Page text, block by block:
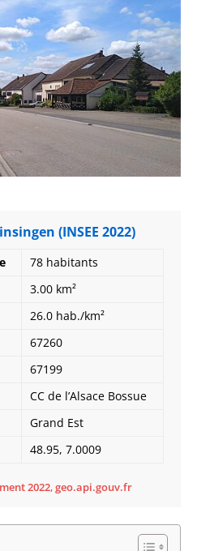
(INSEE 2022)
78 habitants
3.00 km²
26.0 hab./km²
67260
67199
CC de l’Alsace Bossue
Grand Est
48.95, 7.0009
2022,geo.api.gouv.fr